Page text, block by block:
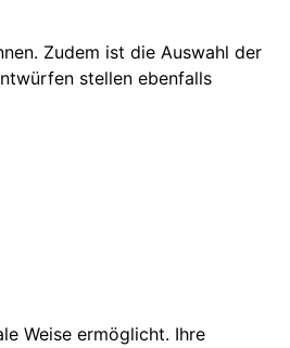
Zudem ist die Auswahl der
stellen ebenfalls
Weise ermöglicht. Ihre